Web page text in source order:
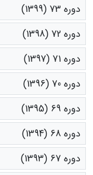
دوره 73 (1399)
دوره 72 (1398)
دوره 71 (1397)
دوره 70 (1396)
دوره 69 (1395)
دوره 68 (1394)
دوره 67 (1393)